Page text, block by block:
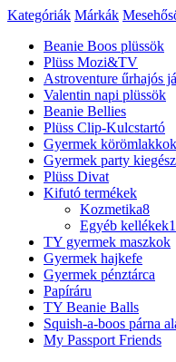
Kategóriák Márkák
Beanie Boos plüssök
Plüss Mozi&TV
Astroventure űrhajós
Valentin napi plüssök
Beanie Bellies
Plüss Clip-Kulcstartó
Gyermek körömlakkok
Gyermek party
Plüss Divat
Kifutó termékek
Kozmetika8
Egyéb kellékek1
TY gyermek maszkok
Gyermek hajkefe
Gyermek pénztárca
Papíráru
TY Beanie Balls
Squish-a-boos párna
My Passport Friends